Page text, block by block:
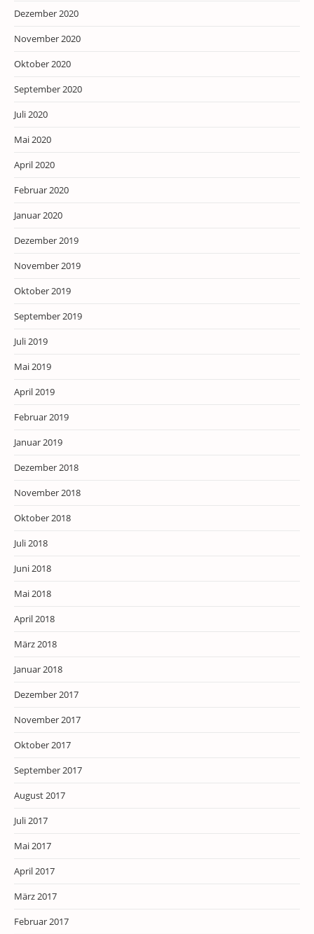
Dezember 2020
November 2020
Oktober 2020
September 2020
Juli 2020
Mai 2020
April 2020
Februar 2020
Januar 2020
Dezember 2019
November 2019
Oktober 2019
September 2019
Juli 2019
Mai 2019
April 2019
Februar 2019
Januar 2019
Dezember 2018
November 2018
Oktober 2018
Juli 2018
Juni 2018
Mai 2018
April 2018
März 2018
Januar 2018
Dezember 2017
November 2017
Oktober 2017
September 2017
August 2017
Juli 2017
Mai 2017
April 2017
März 2017
Februar 2017